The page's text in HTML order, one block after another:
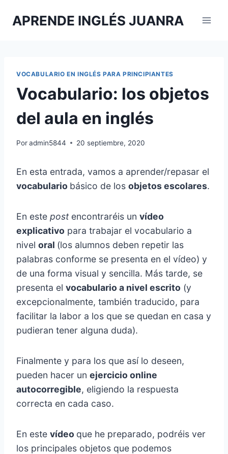
APRENDE INGLÉS JUANRA
VOCABULARIO EN INGLÉS PARA PRINCIPIANTES
Vocabulario: los objetos
del aula en inglés
Poradmin5844 20 septiembre, 2020
En esta entrada, vamos a aprender/repasar el
vocabulario básico de los objetos escolares.
En este post encontraréis un vídeo
explicativo para trabajar el vocabulario a
nivel oral (los alumnos deben repetir las
palabras conforme se presenta en el vídeo) y
de una forma visual y sencilla. Más tarde, se
presenta el vocabulario a nivel escrito (y
excepcionalmente, también traducido, para
facilitar la labor a los que se quedan en casa y
pudieran tener alguna duda).
Finalmente y para los que así lo deseen,
pueden hacer un ejercicio online
autocorregible, eligiendo la respuesta
correcta en cada caso.
En este vídeo que he preparado, podréis ver
los principales objetos que podemos